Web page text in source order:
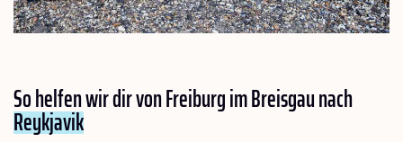
So helfen wir dir von Freiburg im Breisgau nach
Reykjavik